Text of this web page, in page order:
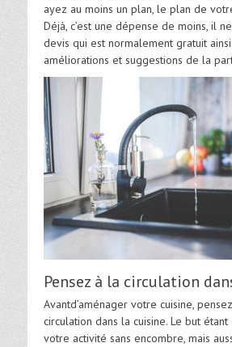
ayez au moins un plan, le plan de
Déjà, c’est une dépense de moins, il
devis qui est normalement gratuit
améliorations et suggestions de la
Pensez à la circulation
Avantd’aménager votre cuisine,
circulation dans la cuisine. Le but
votre activité sans encombre, mais